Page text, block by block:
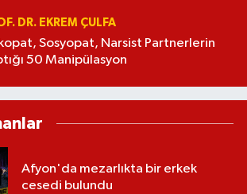
DR. EKREM ÇULFA
Sosyopat, Narsist Partnerlerin
50 Manipülasyon
Afyon'da mezarlıkta bir erkek
cesedi bulundu